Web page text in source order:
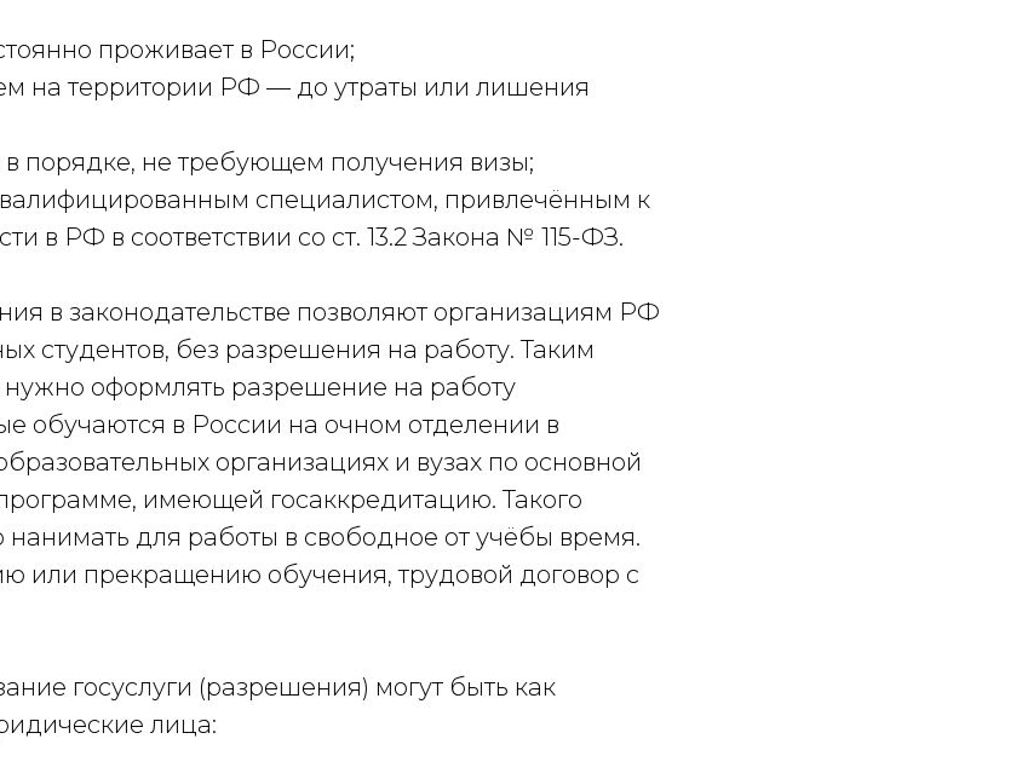
проживает в России;
на территории РФ — до утраты или лишения
порядке, не требующем получения визы;
специалистом, привлечённым к
в РФ в соответствии со ст. 13.2 Закона № 115-ФЗ.
в законодательстве позволяют организациям РФ
студентов, без разрешения на работу. Таким
оформлять разрешение на работу
обучаются в России на очном отделении в
организациях и вузах по основной
имеющей госаккредитацию. Такого
нанимать для работы в свободное от учёбы время.
или прекращению обучения, трудовой договор с
госуслуги (разрешения) могут быть как
лица: